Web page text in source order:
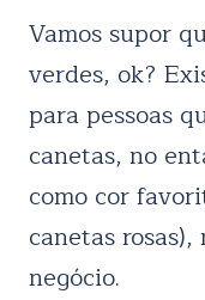
Vamos supor
verdes, ok?
para pessoas
canetas, no
como cor
canetas
negócio.